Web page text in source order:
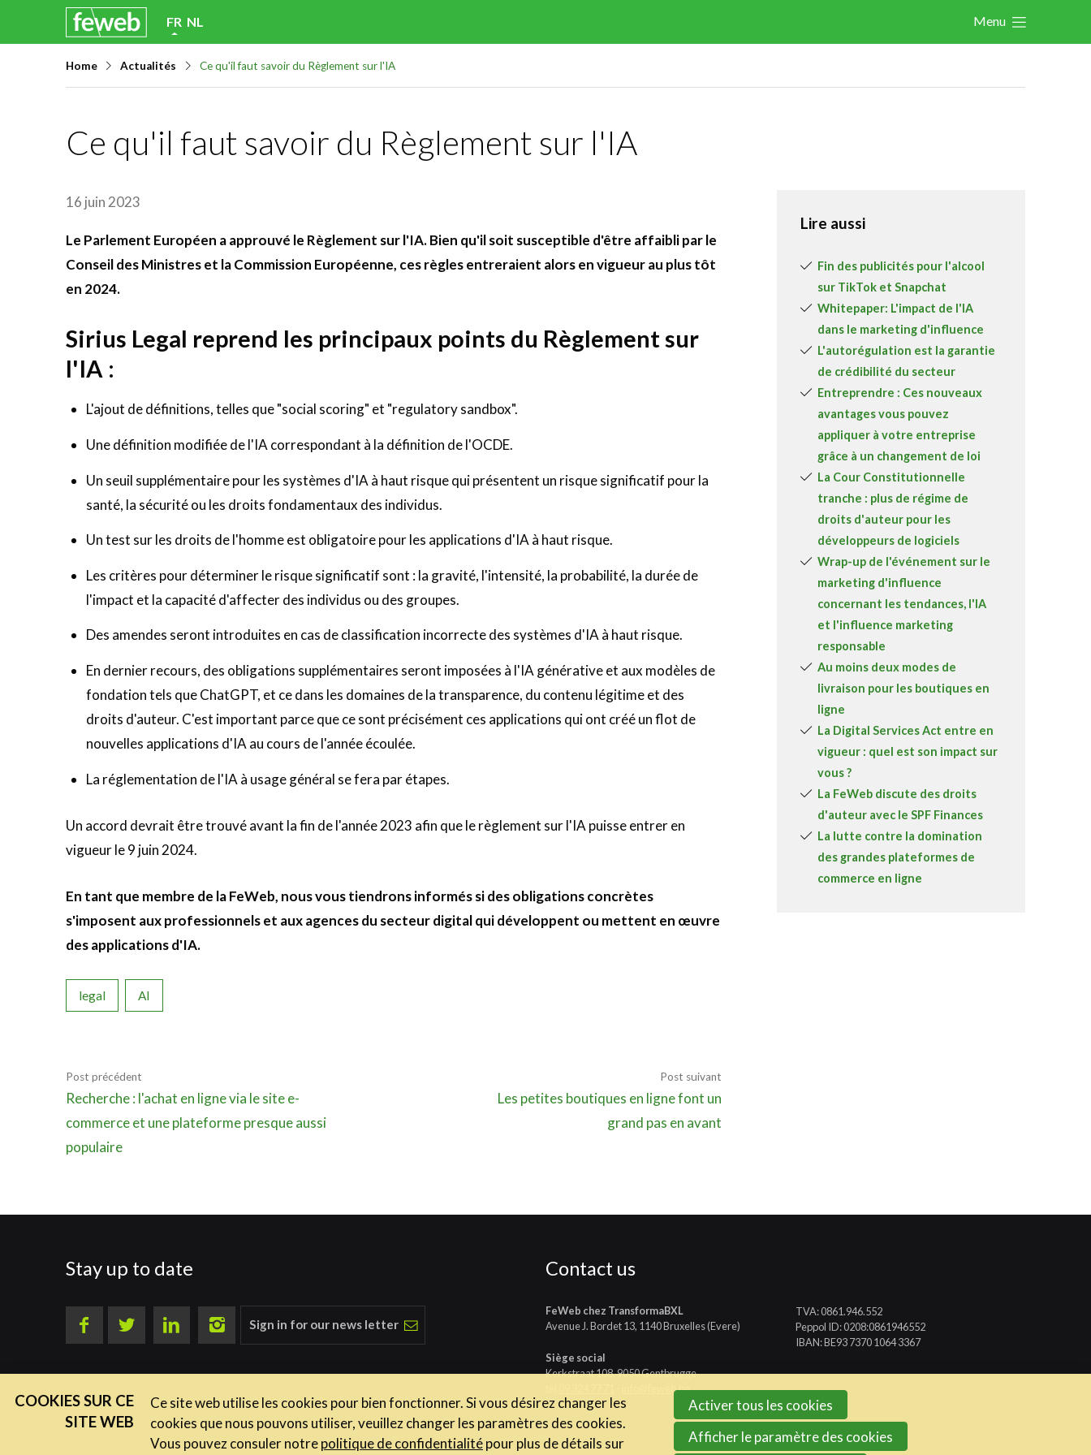
FR NL Menu
Home Actualités Ce qu'il faut savoir du Règlement sur l'IA
Ce qu'il faut savoir du Règlement sur l'IA
16 juin 2023
Le Parlement Européen a approuvé le Règlement sur l'IA. Bien qu'il soit susceptible d'être affaibli par le
Conseil des Ministres et la Commission Européenne, ces règles entreraient alors en vigueur au plus tôt
en 2024.
Sirius Legal reprend les principaux points du Règlement sur
l'IA :
L'ajout de définitions, telles que "social scoring" et "regulatory sandbox".
Une définition modifiée de l'IA correspondant à la définition de l'OCDE.
Un seuil supplémentaire pour les systèmes d'IA à haut risque qui présentent un risque significatif pour la
santé, la sécurité ou les droits fondamentaux des individus.
Un test sur les droits de l'homme est obligatoire pour les applications d'IA à haut risque.
Les critères pour déterminer le risque significatif sont : la gravité, l'intensité, la probabilité, la durée de
l'impact et la capacité d'affecter des individus ou des groupes.
Des amendes seront introduites en cas de classification incorrecte des systèmes d'IA à haut risque.
En dernier recours, des obligations supplémentaires seront imposées à l'IA générative et aux modèles de
fondation tels que ChatGPT, et ce dans les domaines de la transparence, du contenu légitime et des
droits d'auteur. C'est important parce que ce sont précisément ces applications qui ont créé un flot de
nouvelles applications d'IA au cours de l'année écoulée.
La réglementation de l'IA à usage général se fera par étapes.
Un accord devrait être trouvé avant la fin de l'année 2023 afin que le règlement sur l'IA puisse entrer en
vigueur le 9 juin 2024.
En tant que membre de la FeWeb, nous vous tiendrons informés si des obligations concrètes
s'imposent aux professionnels et aux agences du secteur digital qui développent ou mettent en œuvre
des applications d'IA.
legal AI
Post précédent
Recherche : l'achat en ligne via le site e-
commerce et une plateforme presque aussi
populaire
Post suivant
Les petites boutiques en ligne font un
grand pas en avant
Lire aussi
Fin des publicités pour l'alcool
sur TikTok et Snapchat
Whitepaper: L'impact de l'IA
dans le marketing d'influence
L'autorégulation est la garantie
de crédibilité du secteur
Entreprendre : Ces nouveaux
avantages vous pouvez
appliquer à votre entreprise
grâce à un changement de loi
La Cour Constitutionnelle
tranche : plus de régime de
droits d'auteur pour les
développeurs de logiciels
Wrap-up de l'événement sur le
marketing d'influence
concernant les tendances, l'IA
et l'influence marketing
responsable
Au moins deux modes de
livraison pour les boutiques en
ligne
La Digital Services Act entre en
vigueur : quel est son impact sur
vous ?
La FeWeb discute des droits
d'auteur avec le SPF Finances
La lutte contre la domination
des grandes plateformes de
commerce en ligne
Stay up to date
Sign in for our news letter
Contact us
FeWeb chez TransformaBXL
Avenue J. Bordet 13, 1140 Bruxelles (Evere)
Siège social
Kerkstraat 108, 9050 Gentbrugge
info@feweb.be
TVA: 0861.946.552
Peppol ID: 0208:0861946552
IBAN: BE93 7370 1064 3367
Les nouvelles du secteur
Expertise
Le Toolbox
Annuaire prestataires
A propos
Become a member
COOKIES SUR CE
SITE WEB
Ce site web utilise les cookies pour bien fonctionner. Si vous désirez changer les
cookies que nous pouvons utiliser, veuillez changer les paramètres des cookies.
Vous pouvez consuler notrepolitique de confidentialitépour plus de détails sur
Activer tous les cookies
Afficher le paramètre des cookies